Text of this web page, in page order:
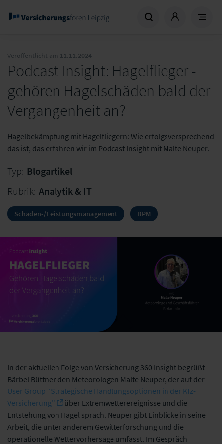
Veröffentlicht am 11.11.2024
Podcast Insight: Hagelflieger -
gehören Hagelschäden bald der
Vergangenheit an?
Hagelbekämpfung mit Hagelfliegern: Wie erfolgsversprechend
das ist, das erfahren wir im Podcast Insight mit Malte Neuper.
Typ: Blogartikel
Rubrik: Analytik & IT
Schaden-/Leistungsmanagement BPM
In der aktuellen Folge von Versicherung 360 Insight begrüßt
Bärbel Büttner den Meteorologen Malte Neuper, der auf der
User Group “Strategische Handlungsoptionen in der Kfz-
Versicherung"
über Extremwetterereignisse und die
Entstehung von Hagel sprach. Neuper gibt Einblicke in seine
Arbeit, die unter anderem Gewitterforschung und die
operationelle Wettervorhersage umfasst. Im Gespräch